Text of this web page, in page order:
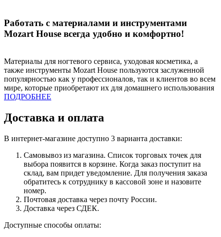
Работать с материалами и инструментами
Mozart House всегда удобно и комфортно!
Материалы для ногтевого сервиса, уходовая косметика, а
также инструменты Mozart House пользуются заслуженной
популярностью как у профессионалов, так и клиентов во всем
мире, которые приобретают их для домашнего использования
ПОДРОБНЕЕ
Доставка и оплата
В интернет-магазине доступно 3 варианта доставки:
Самовывоз из магазина. Список торговых точек для
выбора появится в корзине. Когда заказ поступит на
склад, вам придет уведомление. Для получения заказа
обратитесь к сотруднику в кассовой зоне и назовите
номер.
Почтовая доставка через почту России.
Доставка через СДЕК.
Доступные способы оплаты: